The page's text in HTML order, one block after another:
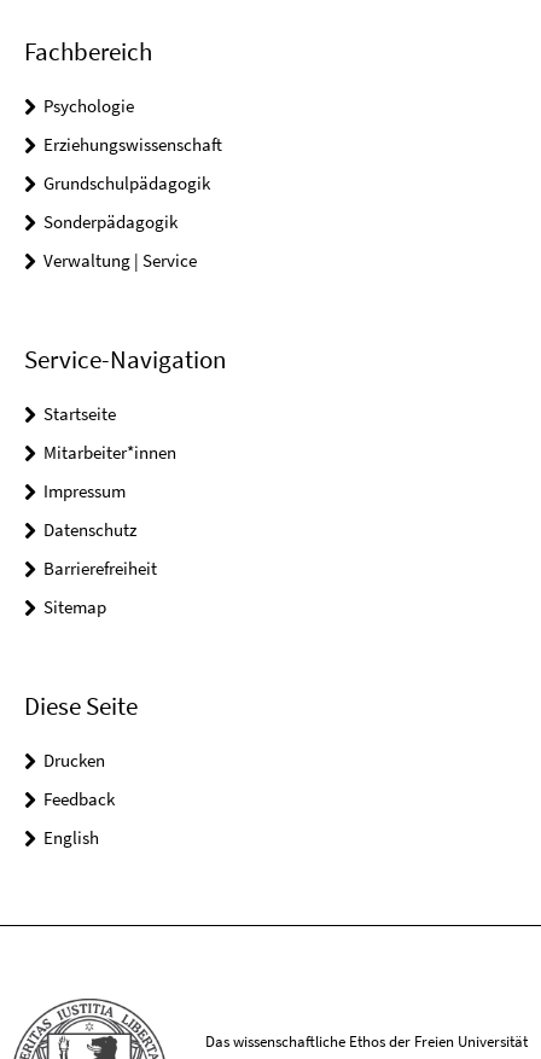
Fachbereich
Psychologie
Erziehungswissenschaft
Grundschulpädagogik
Sonderpädagogik
Verwaltung | Service
Service-Navigation
Startseite
Mitarbeiter*innen
Impressum
Datenschutz
Barrierefreiheit
Sitemap
Diese Seite
Drucken
Feedback
English
Das wissenschaftliche Ethos der Freien Universität